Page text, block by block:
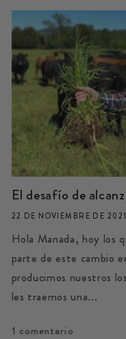
El desafío de
22 DE NOVIEMBRE DE 2021
Hola Manada, hoy los
parte de este cambio
producimos nuestros
les traemos una...
1 comentario